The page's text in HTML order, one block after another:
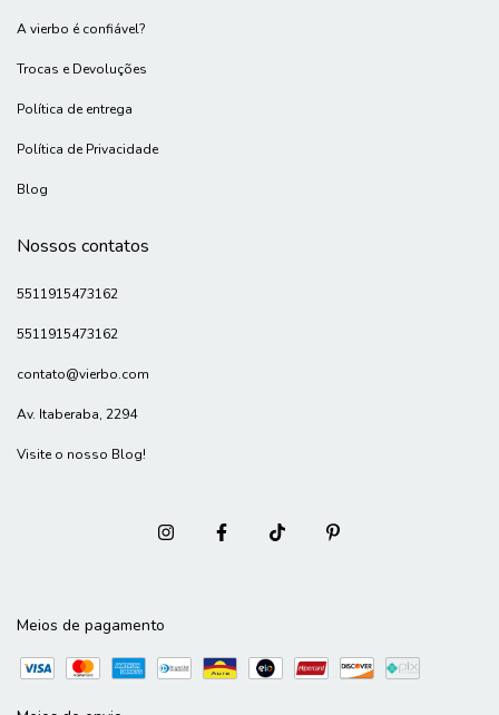
A vierbo é confiável?
Trocas e Devoluções
Política de entrega
Política de Privacidade
Blog
Nossos contatos
5511915473162
5511915473162
contato@vierbo.com
Av. Itaberaba, 2294
Visite o nosso Blog!
Meios de pagamento